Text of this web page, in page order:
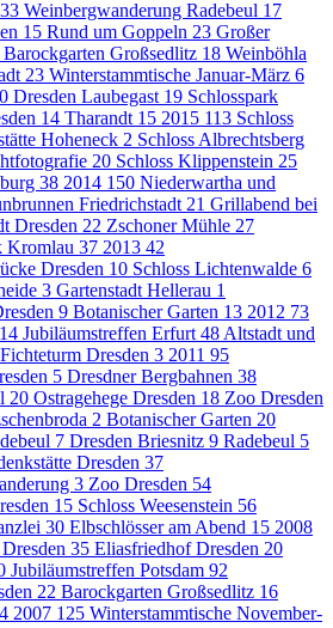
Weinbergwanderung Radebeul 17
15 Rund um Goppeln 23 Großer
Barockgarten Großsedlitz 18 Weinböhla
23 Winterstammtische Januar-März 6
Dresden Laubegast 19 Schlosspark
14 Tharandt 15 2015 113 Schloss
Hoheneck 2 Schloss Albrechtsberg
20 Schloss Klippenstein 25
38 2014 150 Niederwartha und
Friedrichstadt 21 Grillabend bei
Dresden 22 Zschoner Mühle 27
Kromlau 37 2013 42
Dresden 10 Schloss Lichtenwalde 6
3 Gartenstadt Hellerau 1
9 Botanischer Garten 13 2012 73
14 Jubiläumstreffen Erfurt 48 Altstadt und
Fichteturm Dresden 3 2011 95
5 Dresdner Bergbahnen 38
20 Ostragehege Dresden 18 Zoo Dresden
2 Botanischer Garten 20
7 Dresden Briesnitz 9 Radebeul 5
Dresden 37
3 Zoo Dresden 54
15 Schloss Weesenstein 56
30 Elbschlösser am Abend 15 2008
35 Eliasfriedhof Dresden 20
Jubiläumstreffen Potsdam 92
22 Barockgarten Großsedlitz 16
2007 125 Winterstammtische November-